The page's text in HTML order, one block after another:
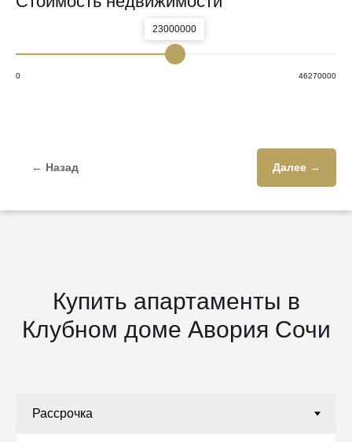
23000000
0 46270000
← Назад Далее →
Купить апартаменты в
Клубном доме Авория Сочи